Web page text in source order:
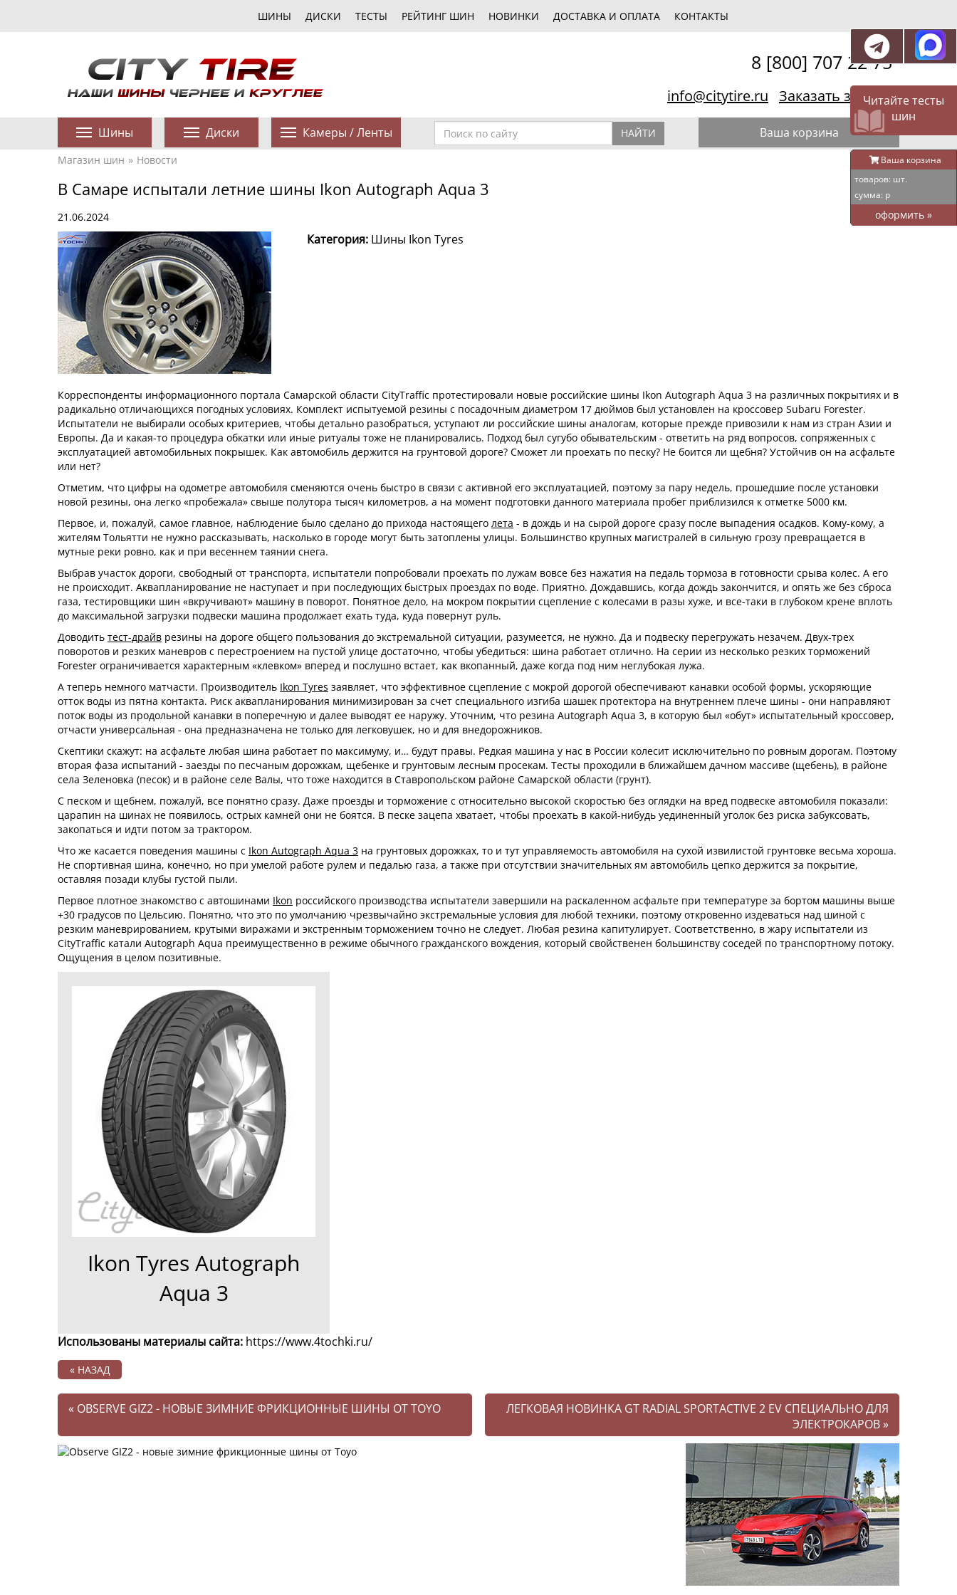
Читайте тесты
шин
Ваша корзина
товаров: шт.
сумма: р
оформить »
ШИНЫ ДИСКИ ТЕСТЫ РЕЙТИНГ ШИН НОВИНКИ ДОСТАВКА И ОПЛАТА КОНТАКТЫ
8 [800] 707 22 75
info@citytire.ru Заказать звонок
Шины Диски Камеры / Ленты НАЙТИ Ваша корзина
Магазин шин Новости
В Самаре испытали летние шины Ikon Autograph Aqua 3
21.06.2024
Категория: Шины Ikon Tyres
Корреспонденты информационного портала Самарской области CityTraffic протестировали новые российские шины Ikon Autograph Aqua 3 на различных покрытиях и в
радикально отличающихся погодных условиях. Комплект испытуемой резины с посадочным диаметром 17 дюймов был установлен на кроссовер Subaru Forester.
Испытатели не выбирали особых критериев, чтобы детально разобраться, уступают ли российские шины аналогам, которые прежде привозили к нам из стран Азии и
Европы. Да и какая-то процедура обкатки или иные ритуалы тоже не планировались. Подход был сугубо обывательским - ответить на ряд вопросов, сопряженных с
эксплуатацией автомобильных покрышек. Как автомобиль держится на грунтовой дороге? Сможет ли проехать по песку? Не боится ли щебня? Устойчив он на асфальте
или нет?
Отметим, что цифры на одометре автомобиля сменяются очень быстро в связи с активной его эксплуатацией, поэтому за пару недель, прошедшие после установки
новой резины, она легко «пробежала» свыше полутора тысяч километров, а на момент подготовки данного материала пробег приблизился к отметке 5000 км.
Первое, и, пожалуй, самое главное, наблюдение было сделано до прихода настоящего лета - в дождь и на сырой дороге сразу после выпадения осадков. Кому-кому, а
жителям Тольятти не нужно рассказывать, насколько в городе могут быть затоплены улицы. Большинство крупных магистралей в сильную грозу превращается в
мутные реки ровно, как и при весеннем таянии снега.
Выбрав участок дороги, свободный от транспорта, испытатели попробовали проехать по лужам вовсе без нажатия на педаль тормоза в готовности срыва колес. А его
не происходит. Аквапланирование не наступает и при последующих быстрых проездах по воде. Приятно. Дождавшись, когда дождь закончится, и опять же без сброса
газа, тестировщики шин «вкручивают» машину в поворот. Понятное дело, на мокром покрытии сцепление с колесами в разы хуже, и все-таки в глубоком крене вплоть
до максимальной загрузки подвески машина продолжает ехать туда, куда повернут руль.
Доводить тест-драйв резины на дороге общего пользования до экстремальной ситуации, разумеется, не нужно. Да и подвеску перегружать незачем. Двух-трех
поворотов и резких маневров с перестроением на пустой улице достаточно, чтобы убедиться: шина работает отлично. На серии из несколько резких торможений
Forester ограничивается характерным «клевком» вперед и послушно встает, как вкопанный, даже когда под ним неглубокая лужа.
А теперь немного матчасти. Производитель Ikon Tyres заявляет, что эффективное сцепление с мокрой дорогой обеспечивают канавки особой формы, ускоряющие
отток воды из пятна контакта. Риск аквапланирования минимизирован за счет специального изгиба шашек протектора на внутреннем плече шины - они направляют
поток воды из продольной канавки в поперечную и далее выводят ее наружу. Уточним, что резина Autograph Aqua 3, в которую был «обут» испытательный кроссовер,
отчасти универсальная - она предназначена не только для легковушек, но и для внедорожников.
Скептики скажут: на асфальте любая шина работает по максимуму, и… будут правы. Редкая машина у нас в России колесит исключительно по ровным дорогам. Поэтому
вторая фаза испытаний - заезды по песчаным дорожкам, щебенке и грунтовым лесным просекам. Тесты проходили в ближайшем дачном массиве (щебень), в районе
села Зеленовка (песок) и в районе селе Валы, что тоже находится в Ставропольском районе Самарской области (грунт).
С песком и щебнем, пожалуй, все понятно сразу. Даже проезды и торможение с относительно высокой скоростью без оглядки на вред подвеске автомобиля показали:
царапин на шинах не появилось, острых камней они не боятся. В песке зацепа хватает, чтобы проехать в какой-нибудь уединенный уголок без риска забуксовать,
закопаться и идти потом за трактором.
Что же касается поведения машины с Ikon Autograph Aqua 3 на грунтовых дорожках, то и тут управляемость автомобиля на сухой извилистой грунтовке весьма хороша.
Не спортивная шина, конечно, но при умелой работе рулем и педалью газа, а также при отсутствии значительных ям автомобиль цепко держится за покрытие,
оставляя позади клубы густой пыли.
Первое плотное знакомство с автошинами Ikon российского производства испытатели завершили на раскаленном асфальте при температуре за бортом машины выше
+30 градусов по Цельсию. Понятно, что это по умолчанию чрезвычайно экстремальные условия для любой техники, поэтому откровенно издеваться над шиной с
резким маневрированием, крутыми виражами и экстренным торможением точно не следует. Любая резина капитулирует. Соответственно, в жару испытатели из
CityTraffic катали Autograph Aqua преимущественно в режиме обычного гражданского вождения, который свойственен большинству соседей по транспортному потоку.
Ощущения в целом позитивные.
Ikon Tyres Autograph
Aqua 3
Использованы материалы сайта: https://www.4tochki.ru/
« НАЗАД
« OBSERVE GIZ2 - НОВЫЕ ЗИМНИЕ ФРИКЦИОННЫЕ ШИНЫ ОТ TOYO
ЛЕГКОВАЯ НОВИНКА GT RADIAL SPORTACTIVE 2 EV СПЕЦИАЛЬНО ДЛЯ
ЭЛЕКТРОКАРОВ»